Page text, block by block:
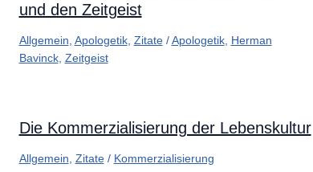
und den Zeitgeist
Allgemein Apologetik, Zitate/Apologetik, Herman
Bavinck, Zeitgeist
Die Kommerzialisierung der Lebenskultur
Allgemein Zitate/ Kommerzialisierung